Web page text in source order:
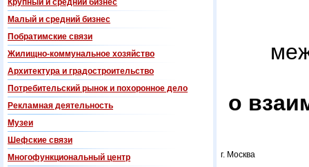
Крупный и средний бизнес
Малый и средний бизнес
Побратимские связи
Жилищно-коммунальное хозяйство
Архитектура и градостроительство
Потребительский рынок и похоронное дело
Рекламная деятельность
Музеи
Шефские связи
Многофункциональный центр
о
г. Москва